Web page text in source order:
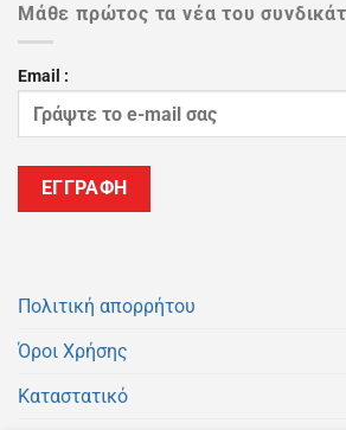
Μάθε πρώτος τα νέα του
Email :
Πολιτική απορρήτου
Όροι Χρήσης
Καταστατικό